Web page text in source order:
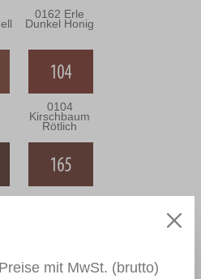
0162 Erle
Dunkel Honig
0104
Kirschbaum
Rötlich
0165
mit MwSt. (brutto)